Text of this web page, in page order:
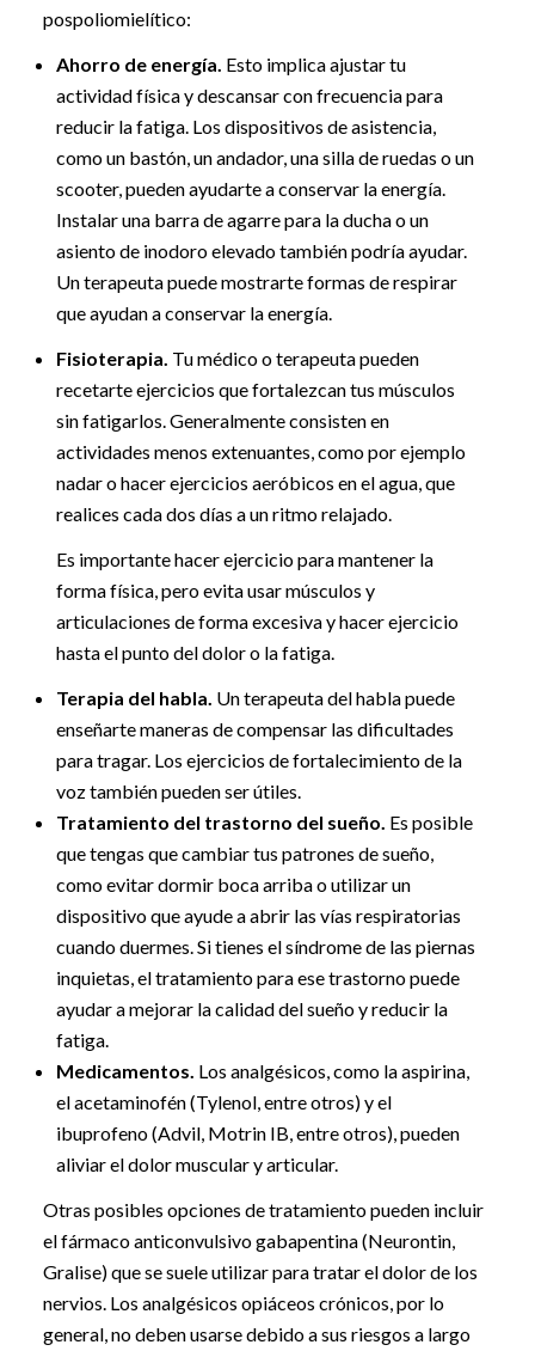
pospoliomielítico:
Ahorro de energía. Esto implica ajustar tu
actividad física y descansar con frecuencia para
reducir la fatiga. Los dispositivos de asistencia,
como un bastón, un andador, una silla de ruedas o un
scooter, pueden ayudarte a conservar la energía.
Instalar una barra de agarre para la ducha o un
asiento de inodoro elevado también podría ayudar.
Un terapeuta puede mostrarte formas de respirar
que ayudan a conservar la energía.
Fisioterapia. Tu médico o terapeuta pueden
recetarte ejercicios que fortalezcan tus músculos
sin fatigarlos. Generalmente consisten en
actividades menos extenuantes, como por ejemplo
nadar o hacer ejercicios aeróbicos en el agua, que
realices cada dos días a un ritmo relajado.
Es importante hacer ejercicio para mantener la
forma física, pero evita usar músculos y
articulaciones de forma excesiva y hacer ejercicio
hasta el punto del dolor o la fatiga.
Terapia del habla. Un terapeuta del habla puede
enseñarte maneras de compensar las dificultades
para tragar. Los ejercicios de fortalecimiento de la
voz también pueden ser útiles.
Tratamiento del trastorno del sueño. Es posible
que tengas que cambiar tus patrones de sueño,
como evitar dormir boca arriba o utilizar un
dispositivo que ayude a abrir las vías respiratorias
cuando duermes. Si tienes el síndrome de las piernas
inquietas, el tratamiento para ese trastorno puede
ayudar a mejorar la calidad del sueño y reducir la
fatiga.
Medicamentos. Los analgésicos, como la aspirina,
el acetaminofén (Tylenol, entre otros) y el
ibuprofeno (Advil, Motrin IB, entre otros), pueden
aliviar el dolor muscular y articular.
Otras posibles opciones de tratamiento pueden incluir
el fármaco anticonvulsivo gabapentina (Neurontin,
Gralise) que se suele utilizar para tratar el dolor de los
nervios. Los analgésicos opiáceos crónicos, por lo
general, no deben usarse debido a sus riesgos a largo